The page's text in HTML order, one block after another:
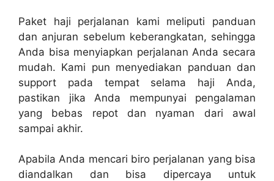
Paket haji perjalanan kami meliputi panduan
dan anjuran sebelum keberangkatan, sehingga
Anda bisa menyiapkan perjalanan Anda secara
mudah. Kami pun menyediakan panduan dan
support pada tempat selama haji Anda,
pastikan jika Anda mempunyai pengalaman
yang bebas repot dan nyaman dari awal
sampai akhir.
Apabila Anda mencari biro perjalanan yang bisa
diandalkan dan bisa dipercaya untuk